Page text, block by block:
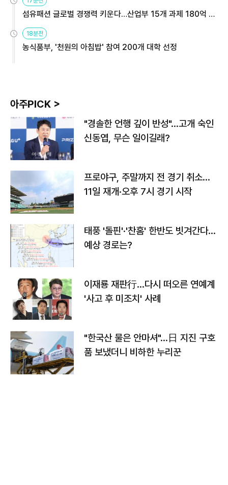
섬유패션 글로벌 경쟁력 키운다…산업부 15개 과제 180억 지
원
18분전
농식품부, '천원의 아침밥' 참여 200개 대학 선정
아주PICK >
"경솔한 언행 깊이 반성"…고개 숙인
신동엽, 무슨 일이길래?
프로야구, 주말까지 전 경기 취소…
11일 재개·오후 7시 경기 시작
태풍 '돌핀'·'찬홈' 한반도 빗겨간다…
예상 경로는?
이재룡 재판行…다시 떠오른 연예계
'사고 후 미조치' 사례
"한국산 물은 안마셔"…日 지진 구호
품 보냈더니 비하한 누리꾼